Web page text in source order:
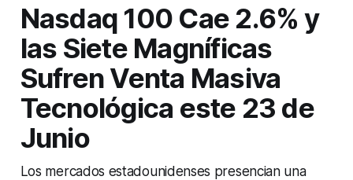
Nasdaq 100 Cae 2.6% y
las Siete Magníficas
Sufren Venta Masiva
Tecnológica este 23 de
Junio
Los mercados estadounidenses presencian una